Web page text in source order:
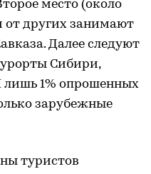
место (около
других занимают
Далее следуют
Сибири,
лишь 1% опрошенных
зарубежные
туристов